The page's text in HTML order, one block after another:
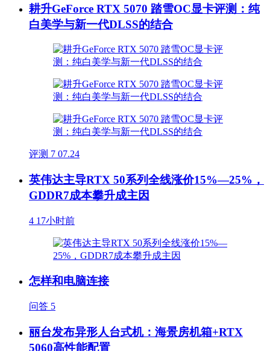
耕升GeForce RTX 5070 踏雪OC显卡评测：纯
白美学与新一代DLSS的结合
评测 7 07.24
英伟达主导RTX 50系列全线涨价15%—25%，
GDDR7成本攀升成主因
4 17小时前
怎样和电脑连接
问答 5
丽台发布异形人台式机：海景房机箱+RTX
5060高性能配置